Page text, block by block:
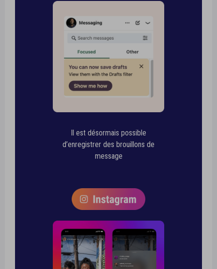
Il est désormais possible
d’enregistrer des brouillons de
message